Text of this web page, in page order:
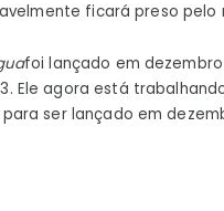
ficará preso pelo
foi lançado em
Ele agora está
ser lançado em